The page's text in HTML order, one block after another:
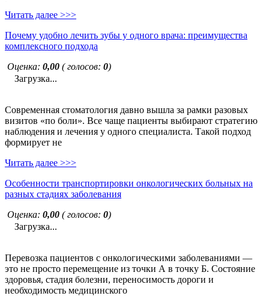
Читать далее >>>
Почему удобно лечить зубы у одного врача: преимущества
комплексного подхода
Оценка: 0,00 ( голосов: 0)
Загрузка...
Современная стоматология давно вышла за рамки разовых
визитов «по боли». Все чаще пациенты выбирают стратегию
наблюдения и лечения у одного специалиста. Такой подход
формирует не
Читать далее >>>
Особенности транспортировки онкологических больных на
разных стадиях заболевания
Оценка: 0,00 ( голосов: 0)
Загрузка...
Перевозка пациентов с онкологическими заболеваниями —
это не просто перемещение из точки А в точку Б. Состояние
здоровья, стадия болезни, переносимость дороги и
необходимость медицинского